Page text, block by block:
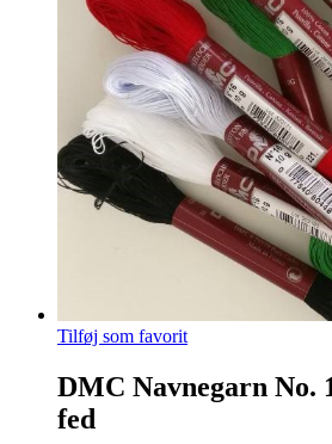
Tilføj som favorit
DMC Navnegarn No.
fed